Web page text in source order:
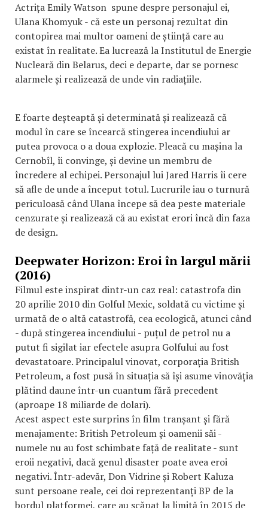
Actrița Emily Watson spune despre personajul ei,
Ulana Khomyuk - că este un personaj rezultat din
contopirea mai multor oameni de știință care au
existat în realitate. Ea lucrează la Institutul de Energie
Nucleară din Belarus, deci e departe, dar se pornesc
alarmele și realizează de unde vin radiațiile.
E foarte deșteaptă și determinată și realizează că
modul în care se încearcă stingerea incendiului ar
putea provoca o a doua explozie. Pleacă cu mașina la
Cernobîl, îi convinge, și devine un membru de
încredere al echipei. Personajul lui Jared Harris îi cere
să afle de unde a început totul. Lucrurile iau o turnură
periculoasă când Ulana începe să dea peste materiale
cenzurate și realizează că au existat erori încă din faza
de design.
Deepwater Horizon: Eroi în largul mării
(2016)
Filmul este inspirat dintr-un caz real: catastrofa din
20 aprilie 2010 din Golful Mexic, soldată cu victime și
urmată de o altă catastrofă, cea ecologică, atunci când
- după stingerea incendiului - puțul de petrol nu a
putut fi sigilat iar efectele asupra Golfului au fost
devastatoare. Principalul vinovat, corporația British
Petroleum, a fost pusă în situația să își asume vinovăția
plătind daune într-un cuantum fără precedent
(aproape 18 miliarde de dolari).
Acest aspect este surprins în film tranșant și fără
menajamente: British Petroleum și oamenii săi -
numele nu au fost schimbate față de realitate - sunt
eroii negativi, dacă genul disaster poate avea eroi
negativi. Într-adevăr, Don Vidrine și Robert Kaluza
sunt persoane reale, cei doi reprezentanți BP de la
bordul platformei, care au scăpat la limită în 2015 de